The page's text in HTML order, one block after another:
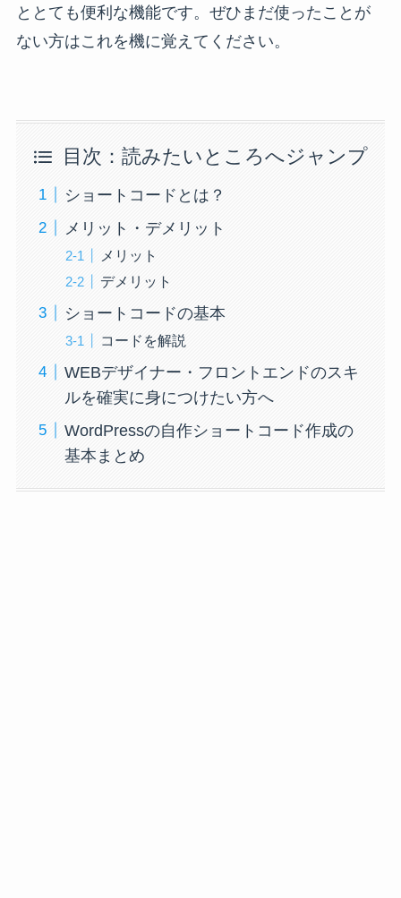
ととても便利な機能です。ぜひまだ使ったことが
ない方はこれを機に覚えてください。
目次：読みたいところへジャンプ
ショートコードとは？
メリット・デメリット
メリット
デメリット
ショートコードの基本
コードを解説
WEBデザイナー・フロントエンドのスキ
ルを確実に身につけたい方へ
WordPressの自作ショートコード作成の
基本まとめ